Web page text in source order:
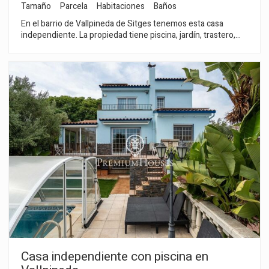
Tamaño
Parcela
Habitaciones
Baños
En el barrio de Vallpineda de Sitges tenemos esta casa
independiente. La propiedad tiene piscina, jardín, trastero,
se divide en tres plantas. En la planta baja, tenemos la zona de
día compuesta por un salón-comedor con salida a la piscina y
al jardín. Seguidamente, tenemos una cocina independiente
con acceso a una terraza con barbacoa y un lavadero aparte.
Finalmente, hay una habitación doble con ducha y un aseo. En
la segunda planta, está la zona de noche compuesta por cinco
habitaciones dobles, una en suite, y un baño completo. En la
tercera planta, encontramos na buhardilla de gran espacio con
salida a un solarium con vistas despejadas al mar. El barrio de
Vallpineda de Sitges es una zona tranquila al año, con
seguridad las 24 horas y cercanía a escuelas internacionales.
El acceso a la autopista C-32 en dirección Barcelona y su
aeropuerto es muy fácil y rápido.
Casa independiente con piscina en